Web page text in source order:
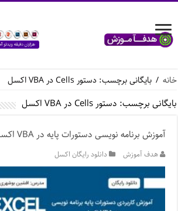
خانه / بایگانی برچسب: دستور Cells در VBA اکسل
بایگانی برچسب: دستور Cells در VBA اکسل
آموزش برنامه نویسی دستورات پایه در VBA اکسل
هدف آموزش دانلود رایگان اکسل